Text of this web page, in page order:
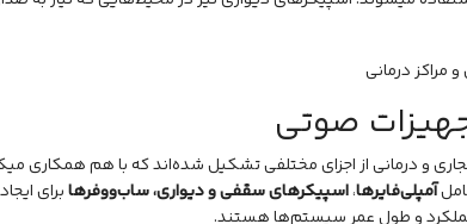
صوتی
و درمانی از اجزای مختلفی تشکیل شده‌اند که با هم همکاری
آمپلی‌فایرها،اسپیکرهای سقفیودیواری، ساب‌ووفرهابرای
عملکرد و طول عمر سیستم‌ها هستند.